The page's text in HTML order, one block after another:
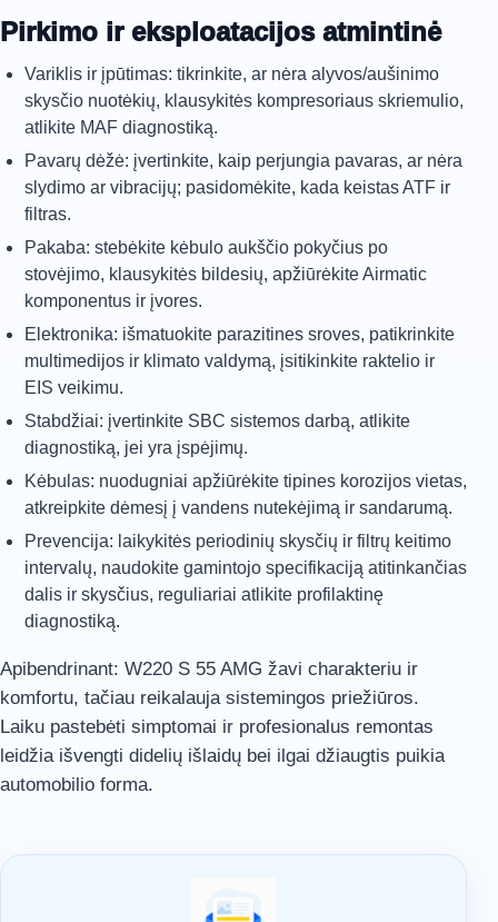
Pirkimo ir eksploatacijos atmintinė
Variklis ir įpūtimas: tikrinkite, ar nėra alyvos/aušinimo
skysčio nuotėkių, klausykitės kompresoriaus skriemulio,
atlikite MAF diagnostiką.
Pavarų dėžė: įvertinkite, kaip perjungia pavaras, ar nėra
slydimo ar vibracijų; pasidomėkite, kada keistas ATF ir
filtras.
Pakaba: stebėkite kėbulo aukščio pokyčius po
stovėjimo, klausykitės bildesių, apžiūrėkite Airmatic
komponentus ir įvores.
Elektronika: išmatuokite parazitines sroves, patikrinkite
multimedijos ir klimato valdymą, įsitikinkite raktelio ir
EIS veikimu.
Stabdžiai: įvertinkite SBC sistemos darbą, atlikite
diagnostiką, jei yra įspėjimų.
Kėbulas: nuodugniai apžiūrėkite tipines korozijos vietas,
atkreipkite dėmesį į vandens nutekėjimą ir sandarumą.
Prevencija: laikykitės periodinių skysčių ir filtrų keitimo
intervalų, naudokite gamintojo specifikaciją atitinkančias
dalis ir skysčius, reguliariai atlikite profilaktinę
diagnostiką.
Apibendrinant: W220 S 55 AMG žavi charakteriu ir
komfortu, tačiau reikalauja sistemingos priežiūros.
Laiku pastebėti simptomai ir profesionalus remontas
leidžia išvengti didelių išlaidų bei ilgai džiaugtis puikia
automobilio forma.